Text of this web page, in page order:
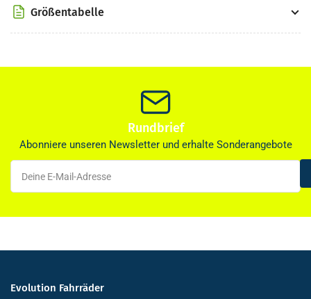
Größentabelle
Rundbrief
Abonniere unseren Newsletter und erhalte Sonderangebote
Deine
Mail-
Evolution Fahrräder